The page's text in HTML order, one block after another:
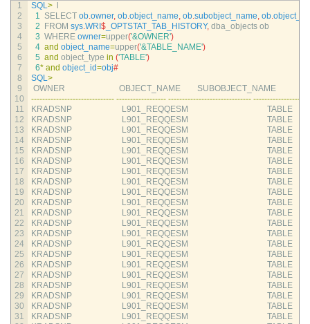
1
2
3
4
5
6
7
8
9
10
11
12
13
14
15
16
17
18
19
20
21
22
23
24
25
26
27
28
29
30
31
SQL>
1 SELECT ob.owner, ob.object_name, ob.subobject_name, ob.
2
FROM sys.WRI $ _OPTSTAT_TAB_HISTORY, dba_objects ob
3 WHERE owner=upper('&OWNER')
4 and object_name=upper('&TABLE_NAME')
5 and object_type in ('TABLE')
6* and object_id=obj#
SQL>
OWNER OBJECT_NAME
------------------------------ ------------------ ------------------------------ ------------------
KRADSNP
L901_REQQESM TABLE
KRADSNP
L901_REQQESM TABLE
KRADSNP
L901_REQQESM TABLE
KRADSNP
L901_REQQESM TABLE
KRADSNP
L901_REQQESM TABLE
KRADSNP
L901_REQQESM TABLE
KRADSNP
L901_REQQESM TABLE
KRADSNP
L901_REQQESM TABLE
KRADSNP
L901_REQQESM TABLE
KRADSNP
L901_REQQESM TABLE
KRADSNP
L901_REQQESM TABLE
KRADSNP
L901_REQQESM TABLE
KRADSNP
L901_REQQESM TABLE
KRADSNP
L901_REQQESM TABLE
KRADSNP
L901_REQQESM TABLE
KRADSNP
L901_REQQESM TABLE
KRADSNP
L901_REQQESM TABLE
KRADSNP
L901_REQQESM TABLE
KRADSNP
L901_REQQESM TABLE
KRADSNP
L901_REQQESM TABLE
KRADSNP
L901_REQQESM TABLE